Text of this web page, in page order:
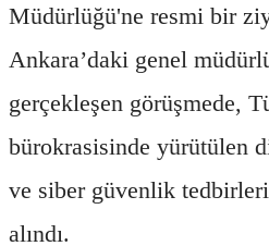
Müdürlüğü'ne resmi bir
Ankara’daki genel
gerçekleşen görüşmede,
bürokrasisinde yürütülen
ve siber güvenlik
alındı.